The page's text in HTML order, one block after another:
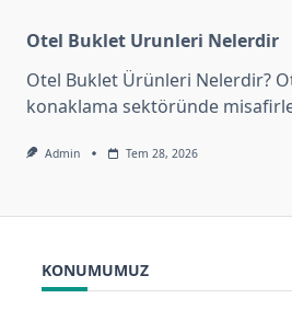
Otel Buklet Urunleri Nelerdir
Otel Buklet Ürünleri Nelerdir?
konaklama sektöründe
Admin Tem 28, 2026
KONUMUMUZ